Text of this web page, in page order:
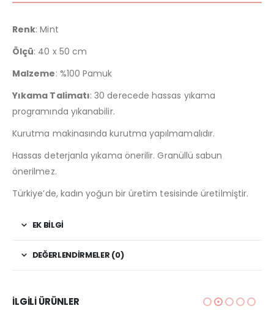
Renk: Mint
Ölçü: 40 x 50 cm
Malzeme: %100 Pamuk
Yıkama Talimatı: 30 derecede hassas yıkama
programında yıkanabilir.
Kurutma makinasında kurutma yapılmamalıdır.
Hassas deterjanla yıkama önerilir. Granüllü sabun
önerilmez.
Türkiye’de, kadın yoğun bir üretim tesisinde üretilmiştir.
EK BILGI
DEĞERLENDIRMELER (0)
İLGILI ÜRÜNLER